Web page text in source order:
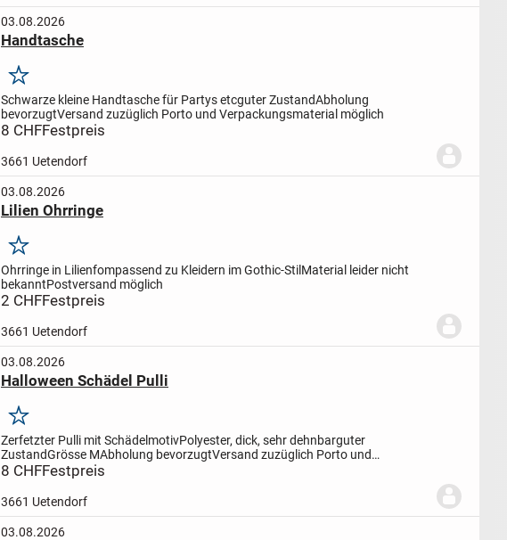
03.08.2026
Handtasche
Merken
Schwarze kleine Handtasche für Partys etcguter ZustandAbholung
bevorzugtVersand zuzüglich Porto und Verpackungsmaterial möglich
8 CHFFestpreis
3661 Uetendorf
03.08.2026
Lilien Ohrringe
Merken
Ohrringe in Lilienfompassend zu Kleidern im Gothic-Stil Material leider nicht
bekanntPostversand möglich
2 CHFFestpreis
3661 Uetendorf
03.08.2026
Halloween Schädel Pulli
Merken
Zerfetzter Pulli mit SchädelmotivPolyester, dick, sehr dehnbarguter
ZustandGrösse MAbholung bevorzugtVersand zuzüglich Porto und
Verpackungsmaterial möglich
8 CHFFestpreis
3661 Uetendorf
03.08.2026